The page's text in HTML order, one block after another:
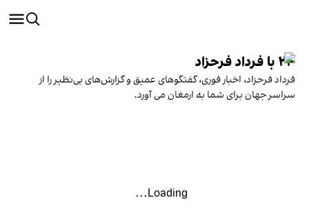
۲۴ با فرداد فرحزاد
فرداد فرحزاد، اخبار فوری، گفتگوهای عمیق و گزارش‌های بی‌نظیر را از
سراسر جهان برای شما به ارمغان می آورد.
Loading...